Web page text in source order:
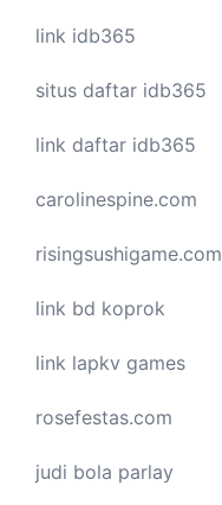
link idb365
situs daftar idb365
link daftar idb365
carolinespine.com
risingsushigame.com
link bd koprok
link lapkv games
rosefestas.com
judi bola parlay